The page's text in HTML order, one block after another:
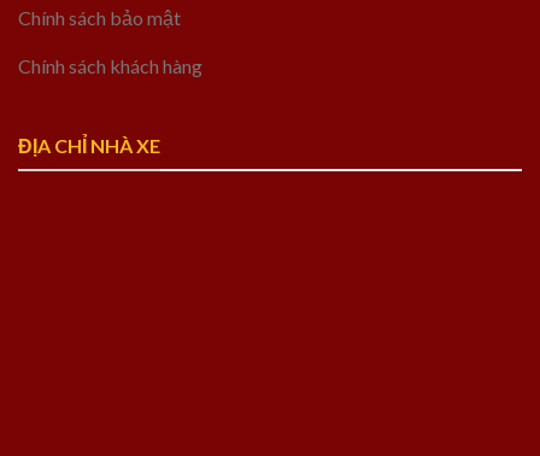
Chính sách bảo mật
Chính sách khách hàng
ĐỊA CHỈ NHÀ XE